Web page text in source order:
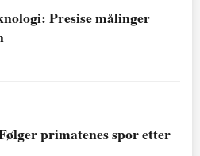
Presise målinger
primatenes spor etter